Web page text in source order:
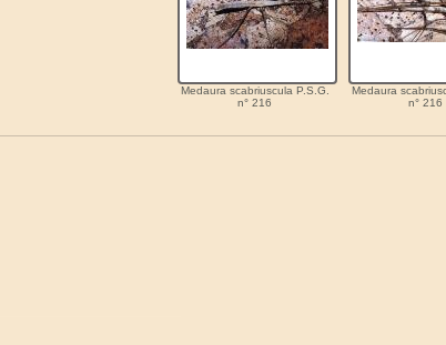
Medaura scabriuscula P.S.G.
n° 216
Medaura
n° 216